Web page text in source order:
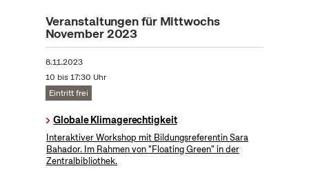
Veranstaltungen für Mittwochs
November 2023
8.11.2023
10 bis 17:30 Uhr
Eintritt frei
Globale Klimagerechtigkeit
Interaktiver Workshop mit Bildungsreferentin Sara
Bahador. Im Rahmen von "Floating Green" in der
Zentralbibliothek.